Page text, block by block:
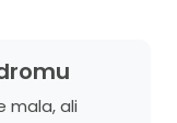
mala, ali